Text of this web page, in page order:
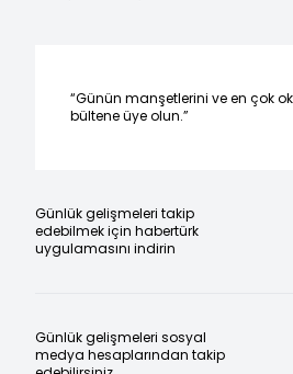
“Günün manşetlerini ve en çok
bültene üye olun.”
Günlük gelişmeleri takip
edebilmek için habertürk
uygulamasını indirin
Günlük gelişmeleri sosyal
medya hesaplarından takip